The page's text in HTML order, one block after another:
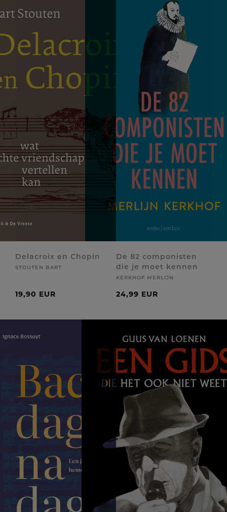
Delacroix en Chopin
STOUTEN BART
19,90 EUR
De 82 componisten
die je moet kennen
KERKHOF MERLIJN
24,99 EUR